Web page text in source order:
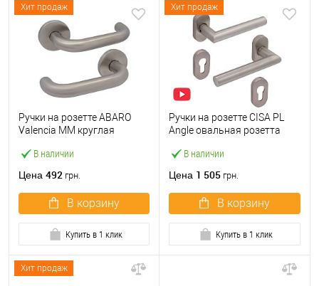
Хит продаж
В наличии
Ручки на розетте ABARO
Valencia MM круглая
сталь
Цена 492 грн.
В корзину
Купить в 1 клик
Хит продаж
В наличии
Ручки на розетте CISA PL
Angle овальная розетта
сталь
Цена 1 505 грн.
В корзину
Купить в 1 клик
Хит продаж